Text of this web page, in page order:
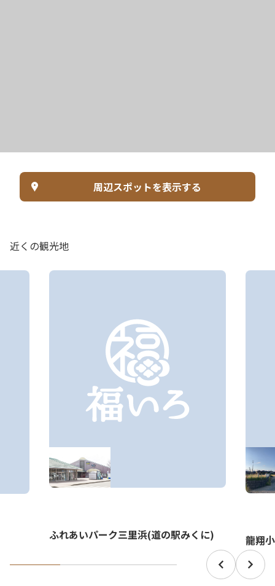
周辺スポットを表示する
近くの観光地
ふれあいパーク三里浜(道の駅みくに) 龍翔